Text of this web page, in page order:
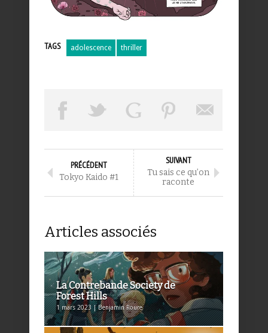
TAGS adolescence thriller
PRÉCÉDENT
Tokyo Kaido #1
SUIVANT
Tu sais ce qu’on
raconte
Articles associés
La Contrebande Society de
Forest Hills
1 mars 2023 | Benjamin Roure